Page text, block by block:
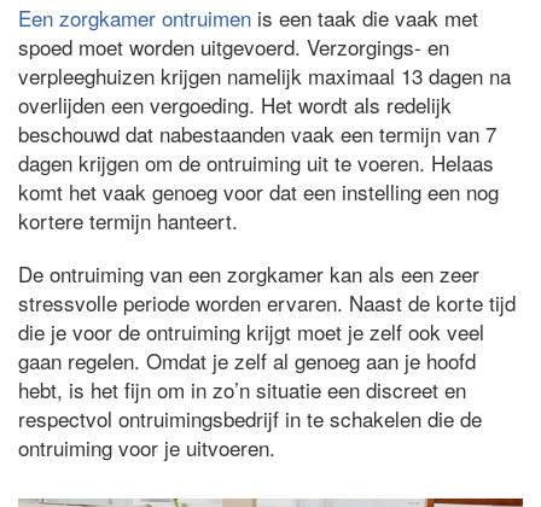
Een zorgkamer ontruimen is een taak die vaak met
spoed moet worden uitgevoerd. Verzorgings- en
verpleeghuizen krijgen namelijk maximaal 13 dagen na
overlijden een vergoeding. Het wordt als redelijk
beschouwd dat nabestaanden vaak een termijn van 7
dagen krijgen om de ontruiming uit te voeren. Helaas
komt het vaak genoeg voor dat een instelling een nog
kortere termijn hanteert.
De ontruiming van een zorgkamer kan als een zeer
stressvolle periode worden ervaren. Naast de korte tijd
die je voor de ontruiming krijgt moet je zelf ook veel
gaan regelen. Omdat je zelf al genoeg aan je hoofd
hebt, is het fijn om in zo’n situatie een discreet en
respectvol ontruimingsbedrijf in te schakelen die de
ontruiming voor je uitvoeren.